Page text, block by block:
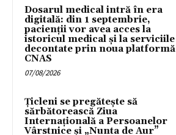
Dosarul medical intră în era
digitală: din 1 septembrie,
pacienții vor avea acces la
istoricul medical și la serviciile
decontate prin noua platformă
CNAS
07/08/2026
Țicleni se pregătește să
sărbătorească Ziua
Internațională a Persoanelor
Vârstnice și „Nunta de Aur”